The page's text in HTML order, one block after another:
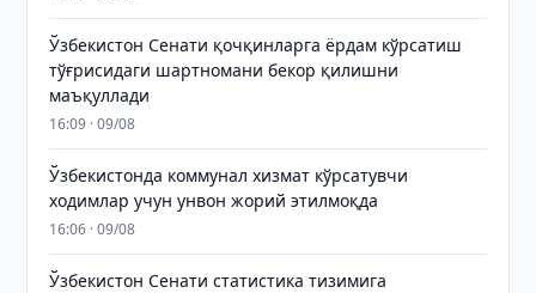
Ўзбекистон Сенати қочқинларга ёрдам кўрсатиш
тўғрисидаги шартномани бекор қилишни
маъқуллади
16:09 · 09/08
Ўзбекистонда коммунал хизмат кўрсатувчи
ходимлар учун унвон жорий этилмоқда
16:06 · 09/08
Ўзбекистон Сенати статистика тизимига